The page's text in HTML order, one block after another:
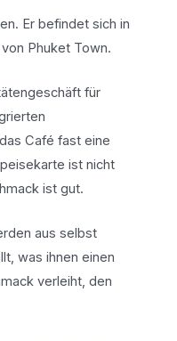
Er befindet sich in
Phuket Town.
für
Café fast eine
ist nicht
ist gut.
aus selbst
was ihnen einen
verleiht, den